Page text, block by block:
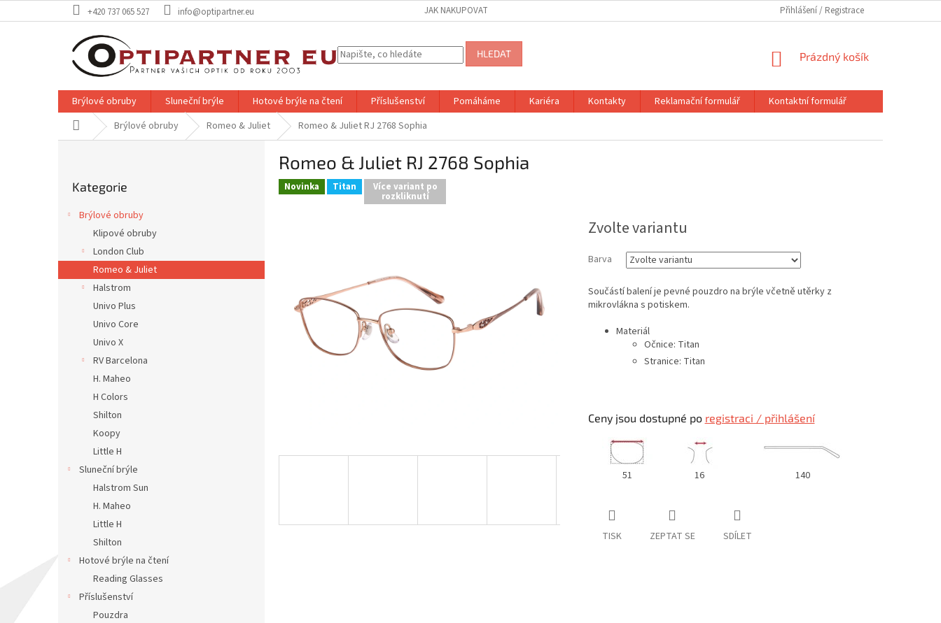
na
+420 737 065 527 info@optipartner.eu JAK NAKUPOVAT Přihlášení
HLEDAT
NÁKUPNÍ
Prázdný košík
Brýlové obruby Sluneční brýle Hotové brýle na čtení Příslušenství Pomáháme Kariéra Kontakty Reklamační formulář
Kontaktní formulář
Domů Brýlové obruby Romeo & Juliet Romeo & Juliet RJ 2768 Sophia
kategorie
Kategorie
Brýlové obruby
Klipové obruby
London Club
Romeo & Juliet
Halstrom
Univo Plus
Univo Core
Univo X
RV Barcelona
H. Maheo
H Colors
Shilton
Koopy
Little H
Sluneční brýle
Halstrom Sun
H. Maheo
Little H
Shilton
Hotové brýle na čtení
Reading Glasses
Příslušenství
Pouzdra
Romeo & Juliet RJ 2768 Sophia
Novinka Titan Více variant po
rozkliknutí
Zvolte variantu
Barva
Součástí balení je pevné pouzdro na brýle včetně utěrky z
mikrovlákna s potiskem.
Materiál
Očnice: Titan
Stranice: Titan
Ceny jsou dostupné po registraci / přihlášení
51 16 140
TISK ZEPTAT SE SDÍLET